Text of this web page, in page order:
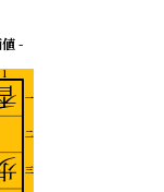
1
一
二
三
-